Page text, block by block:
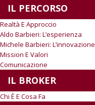
IL PERCORSO
Realtà E Approccio
Aldo Barbieri: L’esperienza
Michele Barbieri: L’innovazione
Mission E Valori
Comunicazione
IL BROKER
Chi È E Cosa Fa